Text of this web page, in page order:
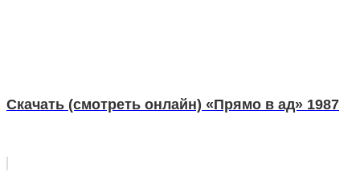
Скачать (смотреть онлайн) «Прямо в ад» 1987